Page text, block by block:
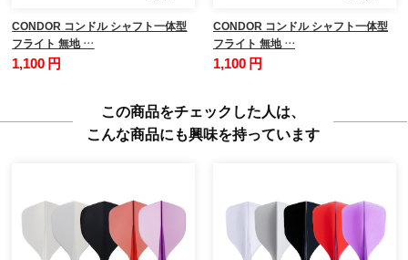
CONDOR コンドル シャフト一体型
フライト 無地 …
1,100 円
CONDOR コンドル シャフト一体型
フライト 無地 …
1,100 円
この商品をチェックした人は、
こんな商品にも興味を持っています